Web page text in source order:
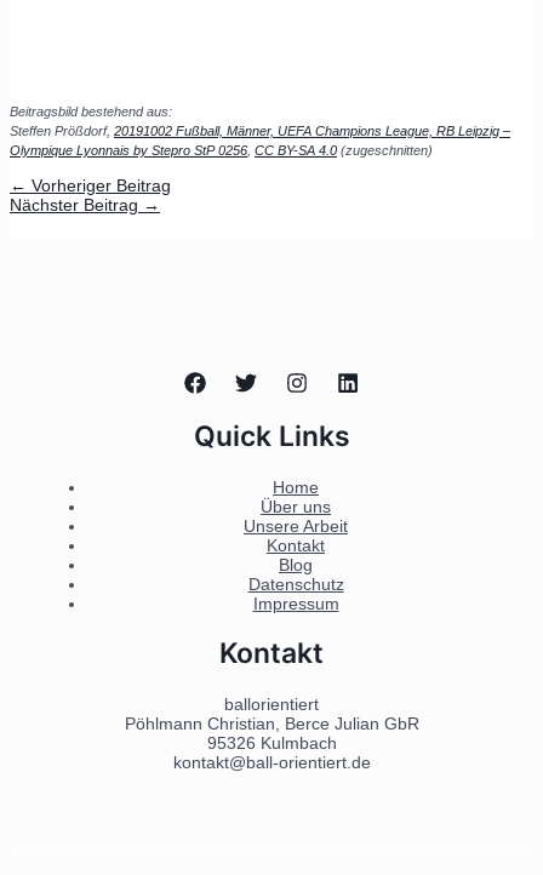
Beitragsbild bestehend aus:
Steffen Prößdorf, 20191002 Fußball, Männer, UEFA Champions League, RB Leipzig –
Olympique Lyonnais by Stepro StP 0256 CC BY-SA 4.0 (zugeschnitten)
← Vorheriger Beitrag
Nächster Beitrag →
Quick Links
Home
Über uns
Unsere Arbeit
Kontakt
Blog
Datenschutz
Impressum
Kontakt
ballorientiert
Pöhlmann Christian, Berce Julian GbR
95326 Kulmbach
kontakt@ball-orientiert.de